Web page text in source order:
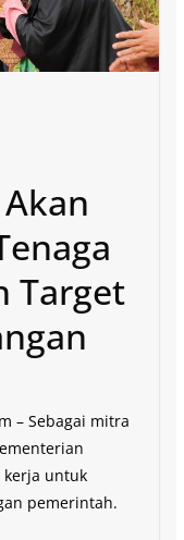
Target
– Sebagai mitra
kerja untuk
pemerintah.